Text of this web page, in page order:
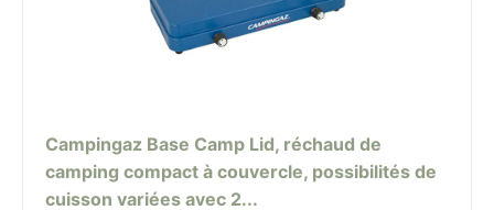
Campingaz Base Camp Lid, réchaud de
camping compact à couvercle, possibilités de
cuisson variées avec 2...